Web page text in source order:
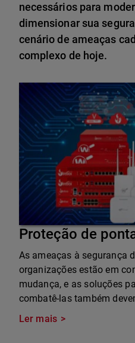
necessários para
dimensionar sua
cenário de ameaças
complexo de hoje.
Proteção de
As ameaças à segurança
organizações estão em
mudança, e as soluções
combatê-las também
Ler mais